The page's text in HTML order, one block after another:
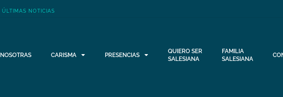
ÚLTIMAS NOTICIAS
NOSOTRAS CARISMA PRESENCIAS
QUIERO SER
SALESIANA
FAMILIA
SALESIANA